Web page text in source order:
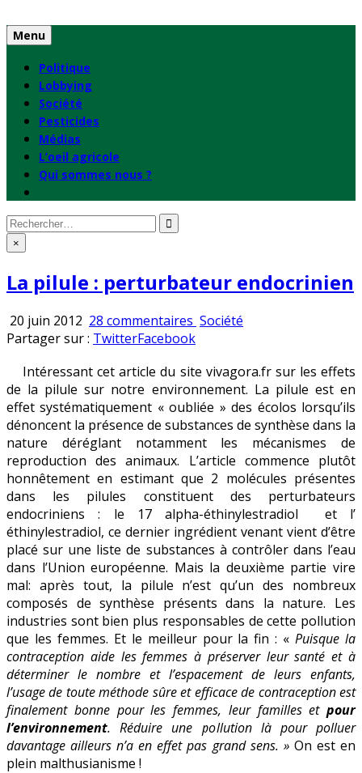
to
content
Menu
Politique
Lobbying
Société
Pesticides
Médias
L’oeil agricole
Qui sommes nous ?
Rechercher
: ×
La pilule : perturbateur endocrinien
20 juin 2012 28 commentaires sur
:
perturbateur
endocrinien
Publié
Société
Partager sur : TwitterFacebook
Intéressant cet article du site vivagora.fr sur les effets
de la pilule sur notre environnement. La pilule est en
effet systématiquement « oubliée » des écolos lorsqu’ils
dénoncent la présence de substances de synthèse dans la
nature déréglant notamment les mécanismes de
reproduction des animaux. L’article commence plutôt
honnêtement en estimant que 2 molécules présentes
dans les pilules constituent des perturbateurs
endocriniens : le 17 alpha-éthinylestradiol et l’
éthinylestradiol, ce dernier ingrédient venant vient d’être
placé sur une liste de substances à contrôler dans l’eau
dans l’Union européenne. Mais la deuxième partie vire
mal: après tout, la pilule n’est qu’un des nombreux
composés de synthèse présents dans la nature. Les
industries sont bien plus responsables de cette pollution
que les femmes. Et le meilleur pour la fin : «Puisque la
contraception aide les femmes à préserver leur santé et à
déterminer le nombre et l’espacement de leurs enfants,
l’usage de toute méthode sûre et efficace de contraception est
finalement bonne pour les femmes, leur familles et pour
l’environnement. Réduire une pollution là pour polluer
davantage ailleurs n’a en effet pas grand sens. » On est en
plein malthusianisme !